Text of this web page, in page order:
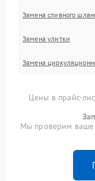
Замена сливного
Замена улитки
Замена
Цены в прайс-
Мы проверим ваше